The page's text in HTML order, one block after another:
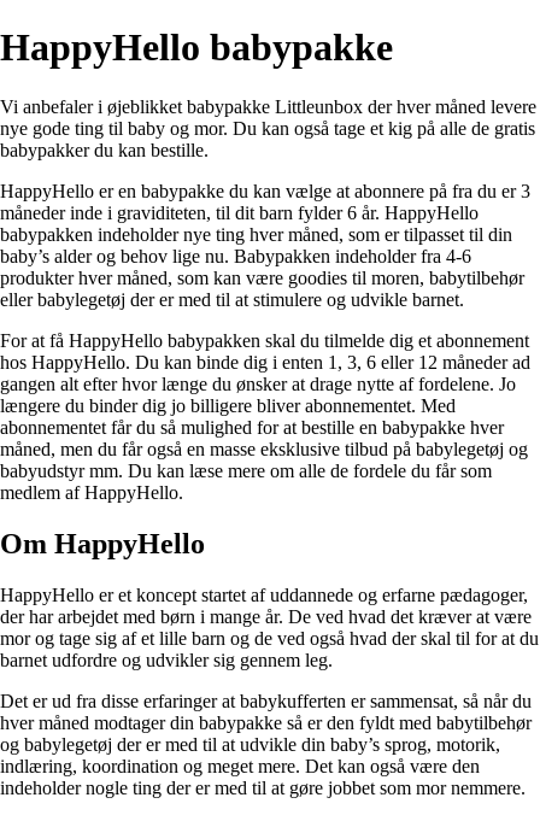
HappyHello babypakke
Vi anbefaler i øjeblikket babypakke Littleunbox der hver måned levere
nye gode ting til baby og mor. Du kan også tage et kig på alle de gratis
babypakkerdu kan bestille.
HappyHello er en babypakke du kan vælge at abonnere på fra du er 3
måneder inde i graviditeten, til dit barn fylder 6 år. HappyHello
babypakken indeholder nye ting hver måned, som er tilpasset til din
baby’s alder og behov lige nu. Babypakken indeholder fra 4-6
produkter hver måned, som kan være goodies til moren, babytilbehør
eller babylegetøj der er med til at stimulere og udvikle barnet.
For at få HappyHello babypakken skal du tilmelde dig et abonnement
hos HappyHello. Du kan binde dig i enten 1, 3, 6 eller 12 måneder ad
gangen alt efter hvor længe du ønsker at drage nytte af fordelene. Jo
længere du binder dig jo billigere bliver abonnementet. Med
abonnementet får du så mulighed for at bestille en babypakke hver
måned, men du får også en masse eksklusive tilbud på babylegetøj og
babyudstyr mm. Du kan læse mere om alle de fordele du får som
medlem af HappyHello.
Om HappyHello
HappyHello er et koncept startet af uddannede og erfarne pædagoger,
der har arbejdet med børn i mange år. De ved hvad det kræver at være
mor og tage sig af et lille barn og de ved også hvad der skal til for at du
barnet udfordre og udvikler sig gennem leg.
Det er ud fra disse erfaringer at babykufferten er sammensat, så når du
hver måned modtager din babypakke så er den fyldt med babytilbehør
og babylegetøj der er med til at udvikle din baby’s sprog, motorik,
indlæring, koordination og meget mere. Det kan også være den
indeholder nogle ting der er med til at gøre jobbet som mor nemmere.